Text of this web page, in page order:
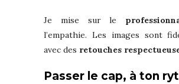
Je mise sur le
l’empathie. Les images sont
avec des retouches
Passer le cap, à ton